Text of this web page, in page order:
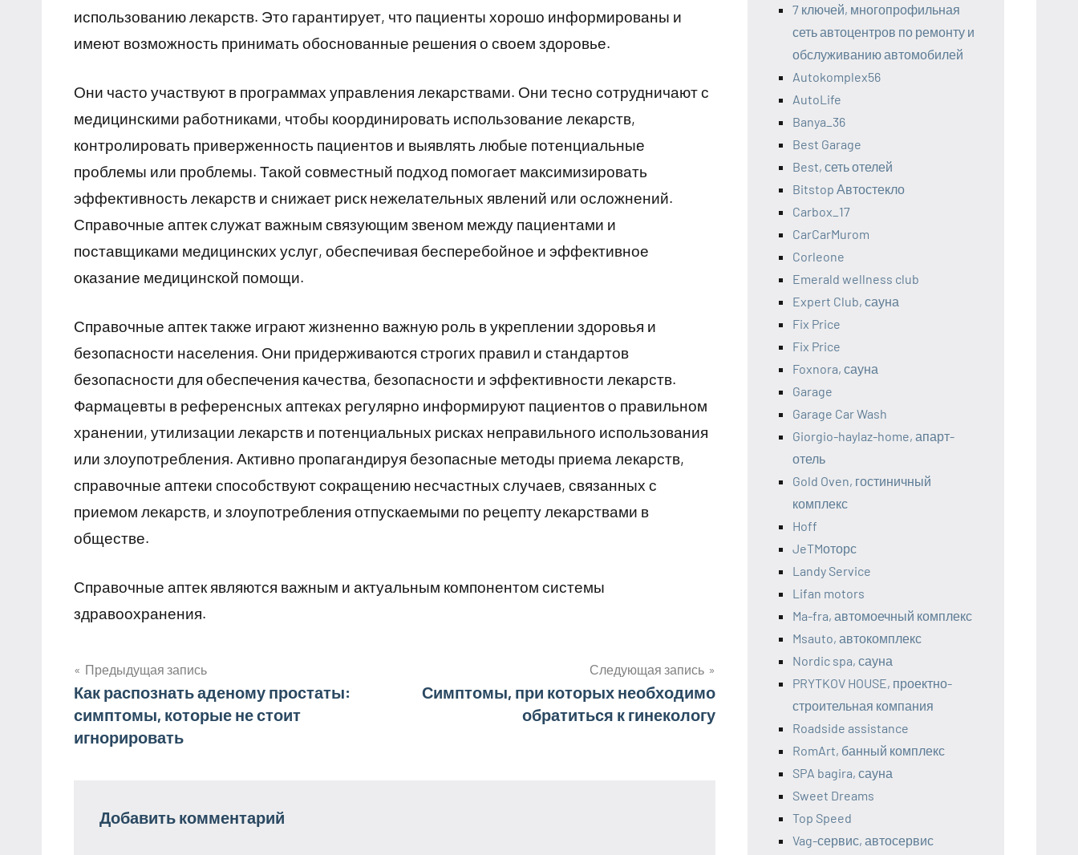
использованию лекарств. Это гарантирует, что пациенты хорошо информированы и
имеют возможность принимать обоснованные решения о своем здоровье.
Они часто участвуют в программах управления лекарствами. Они тесно сотрудничают с
медицинскими работниками, чтобы координировать использование лекарств,
контролировать приверженность пациентов и выявлять любые потенциальные
проблемы или проблемы. Такой совместный подход помогает максимизировать
эффективность лекарств и снижает риск нежелательных явлений или осложнений.
Справочные аптек служат важным связующим звеном между пациентами и
поставщиками медицинских услуг, обеспечивая бесперебойное и эффективное
оказание медицинской помощи.
Справочные аптек также играют жизненно важную роль в укреплении здоровья и
безопасности населения. Они придерживаются строгих правил и стандартов
безопасности для обеспечения качества, безопасности и эффективности лекарств.
Фармацевты в референсных аптеках регулярно информируют пациентов о правильном
хранении, утилизации лекарств и потенциальных рисках неправильного использования
или злоупотребления. Активно пропагандируя безопасные методы приема лекарств,
справочные аптеки способствуют сокращению несчастных случаев, связанных с
приемом лекарств, и злоупотребления отпускаемыми по рецепту лекарствами в
обществе.
Справочные аптек являются важным и актуальным компонентом системы
здравоохранения.
Навигация
по
Предыдущая запись
Как распознать аденому простаты:
симптомы, которые не стоит
игнорировать
Следующая запись
Симптомы, при которых необходимо
обратиться к гинекологу
Добавить комментарий
7 ключей, многопрофильная
сеть автоцентров по ремонту и
обслуживанию автомобилей
Autokomplex56
AutoLife
Banya_36
Best Garage
Best, сеть отелей
Bitstop Автостекло
Carbox_17
CarCarMurom
Corleone
Emerald wellness club
Expert Club, сауна
Fix Price
Fix Price
Foxnora, сауна
Garage
Garage Car Wash
Giorgio-haylaz-home, апарт-
отель
Gold Oven, гостиничный
комплекс
Hoff
JeTMоторс
Landy Service
Lifan motors
Ma-fra, автомоечный комплекс
Msauto, автокомплекс
Nordic spa, сауна
PRYTKOV HOUSE, проектно-
строительная компания
Roadside assistance
RomArt, банный комплекс
SPA bagira, сауна
Sweet Dreams
Top Speed
Vag-сервис, автосервис